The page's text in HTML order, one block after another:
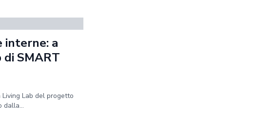
interne: a
di SMART
Lab del progetto
dalla...